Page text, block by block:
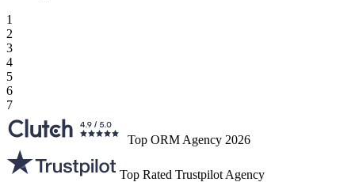
1
2
3
4
5
6
7
Top ORM Agency 2026
Top Rated Trustpilot Agency